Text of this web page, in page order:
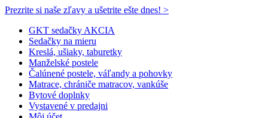
Prezrite si naše zľavy a ušetrite ešte dnes! >​
GKT sedačky AKCIA
Sedačky na mieru
Kreslá, ušiaky, taburetky
Manželské postele
Čalúnené postele, váľandy a pohovky
Matrace, chrániče matracov, vankúše
Bytové doplnky
Vystavené v predajni